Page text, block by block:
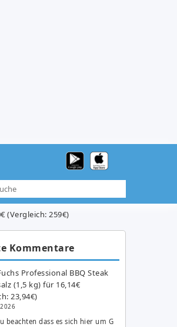
(Vergleich: 259€)
Kommentare
Professional BBQ Steak
(1,5 kg) für 16,14€
23,94€)
beachten dass es sich hier um G